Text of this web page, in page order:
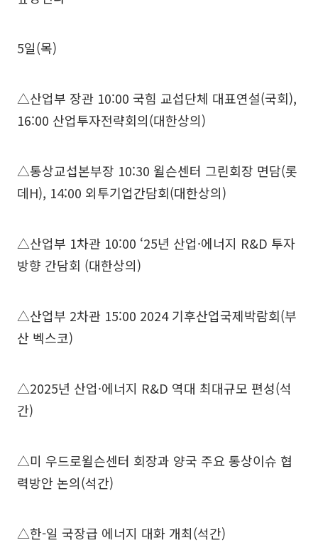
5일(목)
△산업부 장관 10:00 국힘 교섭단체 대표연설(국회),
16:00 산업투자전략회의(대한상의)
△통상교섭본부장 10:30 윌슨센터 그린회장 면담(롯
데H), 14:00 외투기업간담회(대한상의)
△산업부 1차관 10:00 ‘25년 산업·에너지 R&D 투자
방향 간담회 (대한상의)
△산업부 2차관 15:00 2024 기후산업국제박람회(부
산 벡스코)
△2025년 산업·에너지 R&D 역대 최대규모 편성(석
간)
△미 우드로윌슨센터 회장과 양국 주요 통상이슈 협
력방안 논의(석간)
△한-일 국장급 에너지 대화 개최(석간)